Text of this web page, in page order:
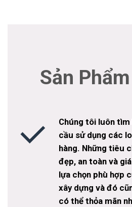
Sản
Chúng tôi luôn
cầu sử dụng các
hàng. Những tiêu
đẹp, an toàn và
lựa chọn phù hợp
xây dựng và đó
có thể thỏa mãn